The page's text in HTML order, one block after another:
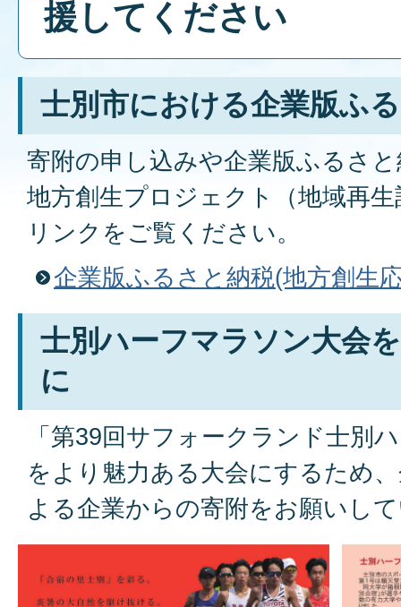
援してください
士別市における企業版ふ
寄附の申し込みや企業版ふるさ
地方創生プロジェクト（地域再
リンクをご覧ください。
企業版ふるさと納税(地方創生
士別ハーフマラソン大会
に
「第39回サフォークランド士別
をより魅力ある大会にするため
よる企業からの寄附をお願いし